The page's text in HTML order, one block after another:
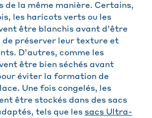
de la même manière. Certains,
les haricots verts ou les
être blanchis avant d’être
de préserver leur texture et
D’autres, comme les
être bien séchés avant
éviter la formation de
Une fois congelés, les
être stockés dans des sacs
tels que les sacs Ultra-